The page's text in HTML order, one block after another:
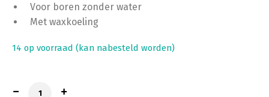
Voor boren zonder water
Met waxkoeling
14 op voorraad (kan nabesteld worden)
Diamant Tegelboor 6 mm Droog M 14 aantal